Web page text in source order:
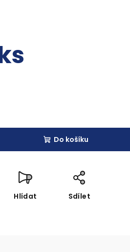
Do košíku
Hlídat Sdílet